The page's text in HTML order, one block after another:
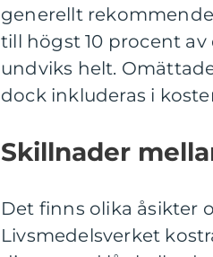
generellt
till högst 10 procent
undviks helt.
dock inkluderas i
Skillnader
Det finns olika åsikter
Livsmedelsverket